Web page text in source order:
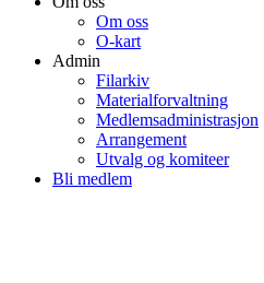
Om oss
O-kart
Admin
Filarkiv
Materialforvaltning
Medlemsadministrasjon
Arrangement
Utvalg og komiteer
Bli medlem